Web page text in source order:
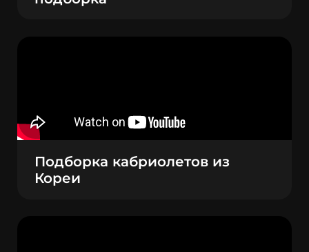
Подборка кабриолетов из
Кореи